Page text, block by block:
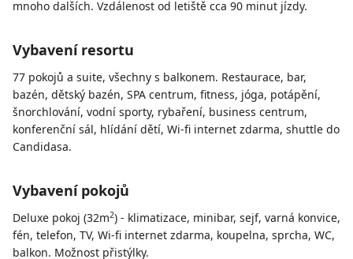
mnoho dalších. Vzdálenost od letiště cca 90 minut jízdy.
Vybavení resortu
77 pokojů a suite, všechny s balkonem. Restaurace, bar,
bazén, dětský bazén, SPA centrum, fitness, jóga, potápění,
šnorchlování, vodní sporty, rybaření, business centrum,
konferenční sál, hlídání dětí, Wi-fi internet zdarma, shuttle do
Candidasa.
Vybavení pokojů
Deluxe pokoj (32m2) - klimatizace, minibar, sejf, varná konvice,
fén, telefon, TV, Wi-fi internet zdarma, koupelna, sprcha, WC,
balkon. Možnost přistýlky.